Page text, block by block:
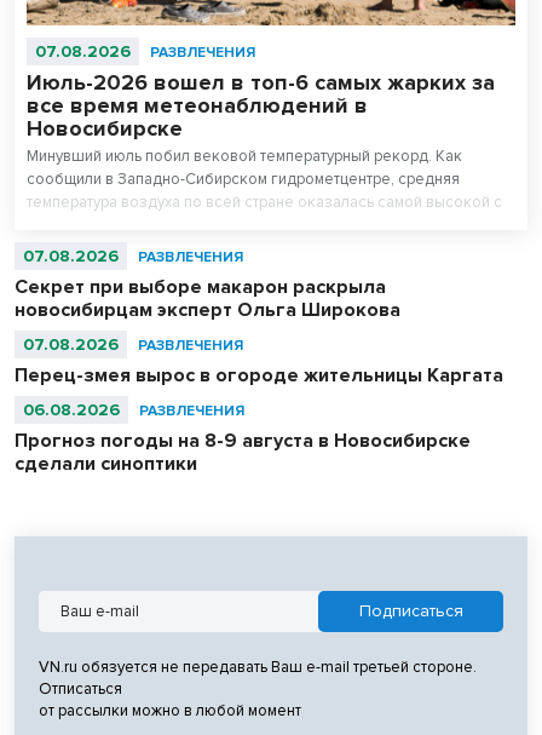
07.08.2026 РАЗВЛЕЧЕНИЯ
Июль-2026 вошел в топ-6 самых жарких за
все время метеонаблюдений в
Новосибирске
Минувший июль побил вековой температурный рекорд. Как
сообщили в Западно-Сибирском гидрометцентре, средняя
температура воздуха по всей стране оказалась самой высокой с
предыдущие максимумы 2010 и 2024 годов.
07.08.2026 РАЗВЛЕЧЕНИЯ
Секрет при выборе макарон раскрыла
новосибирцам эксперт Ольга Широкова
07.08.2026 РАЗВЛЕЧЕНИЯ
Перец-змея вырос в огороде жительницы Каргата
06.08.2026 РАЗВЛЕЧЕНИЯ
Прогноз погоды на 8-9 августа в Новосибирске
сделали синоптики
VN.ru обязуется не передавать Ваш e-mail третьей стороне.
Отписаться
от рассылки можно в любой момент